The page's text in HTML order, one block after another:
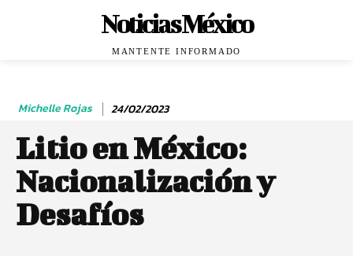
Noticias México
MANTENTE INFORMADO
Michelle Rojas 24/02/2023
Litio en México:
Nacionalización y
Desafíos